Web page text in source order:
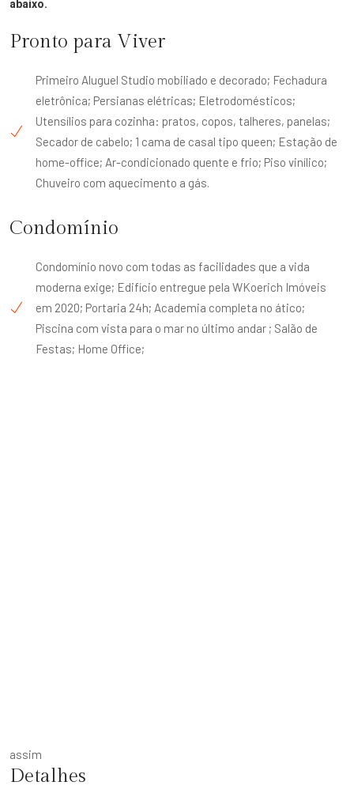
abaixo.
Pronto para Viver
Primeiro Aluguel Studio mobiliado e decorado; Fechadura
eletrônica; Persianas elétricas; Eletrodomésticos;
Utensílios para cozinha: pratos, copos, talheres, panelas;
Secador de cabelo; 1 cama de casal tipo queen; Estação de
home-office; Ar-condicionado quente e frio; Piso vinílico;
Chuveiro com aquecimento a gás.
Condomínio
Condomínio novo com todas as facilidades que a vida
moderna exige; Edifício entregue pela WKoerich Imóveis
em 2020; Portaria 24h; Academia completa no ático;
Piscina com vista para o mar no último andar ; Salão de
Festas; Home Office;
assim
Detalhes